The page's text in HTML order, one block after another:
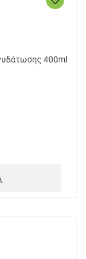
Derma Γαλάκτωμα Σώματος Ενυδάτωσης 400ml